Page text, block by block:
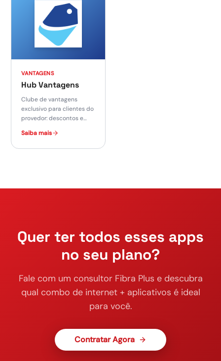
VANTAGENS
Hub Vantagens
Clube de vantagens
exclusivo para clientes do
provedor: descontos e
lojas do Brasil.
Saiba mais
Quer ter todos esses apps
no seu plano?
Fale com um consultor Fibra Plus e descubra
qual combo de internet + aplicativos é ideal
para você.
Contratar Agora